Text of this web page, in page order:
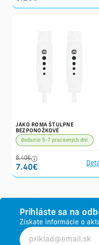
JAKO ROMA ŠTULPNE
BEZPONOŽKOVÉ
dodanie 5-7 pracovných dní
8.40€
7.40€
Prihláste sa na
Získate informácie o